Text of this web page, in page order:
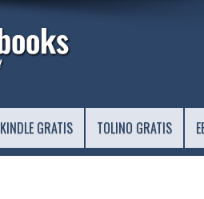
KINDLE GRATIS TOLINO GRATIS